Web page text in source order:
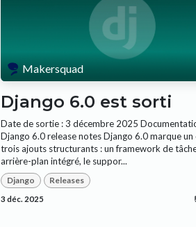
Makersquad
Django 6.0 est sorti
Date de sortie : 3 décembre 2025
Django 6.0 release notes Django 6.0 marque un
trois ajouts structurants : un framework de
arrière-plan intégré, le suppor...
Django Releases
3 déc. 2025